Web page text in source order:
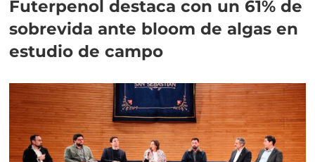
Futerpenol destaca con un 61% de
sobrevida ante bloom de algas en
estudio de campo